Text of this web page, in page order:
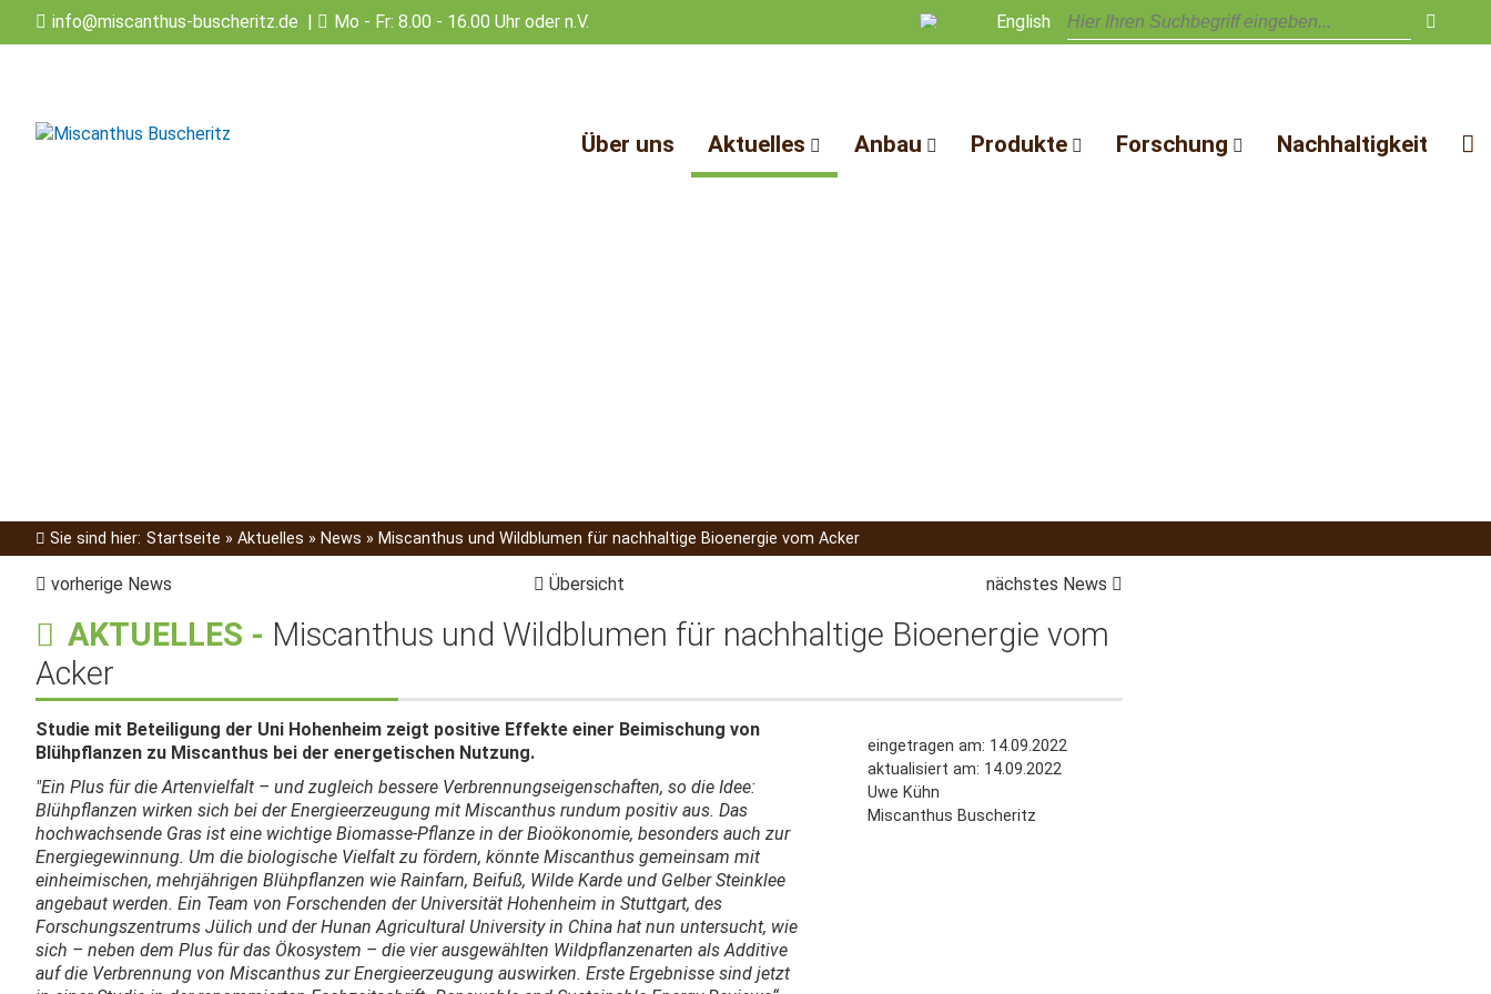
info@miscanthus-buscheritz.de | Mo - Fr: 8.00 - 16.00 Uhr oder n.V. English
Über uns Aktuelles Anbau Produkte Forschung Nachhaltigkeit
Sie sind hier: Startseite » Aktuelles » News » Miscanthus und Wildblumen für nachhaltige Bioenergie vom Acker
vorherige News Übersicht nächstes News
AKTUELLES - Miscanthus und Wildblumen für nachhaltige Bioenergie vom
Acker
Studie mit Beteiligung der Uni Hohenheim zeigt positive Effekte einer Beimischung von
Blühpflanzen zu Miscanthus bei der energetischen Nutzung.
"Ein Plus für die Artenvielfalt – und zugleich bessere Verbrennungseigenschaften, so die Idee:
Blühpflanzen wirken sich bei der Energieerzeugung mit Miscanthus rundum positiv aus. Das
hochwachsende Gras ist eine wichtige Biomasse-Pflanze in der Bioökonomie, besonders auch zur
Energiegewinnung. Um die biologische Vielfalt zu fördern, könnte Miscanthus gemeinsam mit
einheimischen, mehrjährigen Blühpflanzen wie Rainfarn, Beifuß, Wilde Karde und Gelber Steinklee
angebaut werden. Ein Team von Forschenden der Universität Hohenheim in Stuttgart, des
Forschungszentrums Jülich und der Hunan Agricultural University in China hat nun untersucht, wie
sich – neben dem Plus für das Ökosystem – die vier ausgewählten Wildpflanzenarten als Additive
auf die Verbrennung von Miscanthus zur Energieerzeugung auswirken. Erste Ergebnisse sind jetzt
eingetragen am: 14.09.2022
aktualisiert am: 14.09.2022
Uwe Kühn
Miscanthus Buscheritz